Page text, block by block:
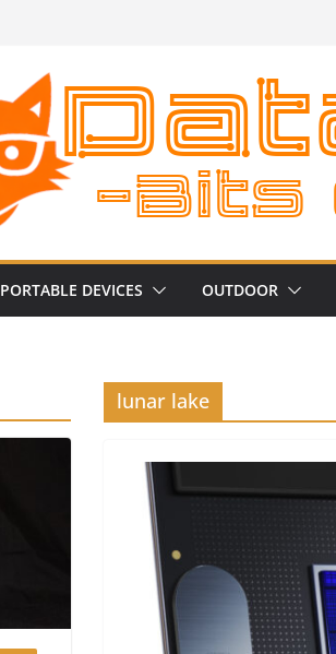
PORTABLE DEVICES OUTDOOR
lunar lake